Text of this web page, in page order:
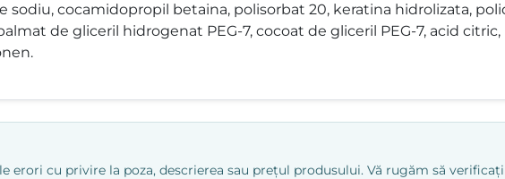
sodiu, cocamidopropil betaina, polisorbat 20, keratina hidrolizata,
de gliceril hidrogenat PEG-7, cocoat de gliceril PEG-7, acid
erori cu privire la poza, descrierea sau prețul produsului. Vă rugăm să